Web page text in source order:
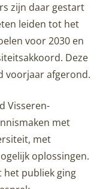
zijn daar gestart
leiden tot het
voor 2030 en
Deze
voorjaar afgerond.
Visseren-
met
met
oplossingen.
het publiek ging